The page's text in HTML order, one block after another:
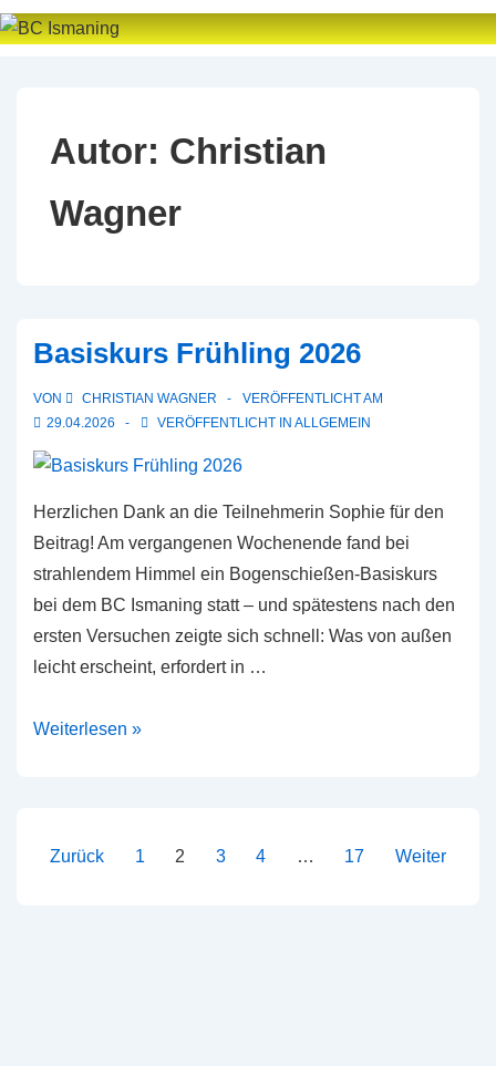
↓
Zum
Autor: Christian
Wagner
Basiskurs Frühling 2026
VON CHRISTIAN WAGNER
VERÖFFENTLICHT AM
29.04.2026
VERÖFFENTLICHT IN ALLGEMEIN
Herzlichen Dank an die Teilnehmerin Sophie für den
Beitrag! Am vergangenen Wochenende fand bei
strahlendem Himmel ein Bogenschießen-Basiskurs
bei dem BC Ismaning statt – und spätestens nach den
ersten Versuchen zeigte sich schnell: Was von außen
leicht erscheint, erfordert in …
Basiskurs
Weiterlesen »
Seitennummerierung
Zurück 1 2 3 4 … 17 Weiter